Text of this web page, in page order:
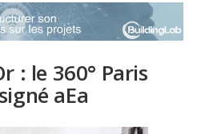
: le 360° Paris
aEa